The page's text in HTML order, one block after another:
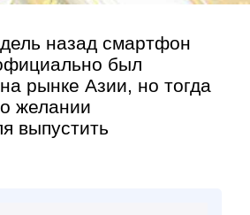
назад смартфон
был
рынке Азии, но тогда
желании
выпустить